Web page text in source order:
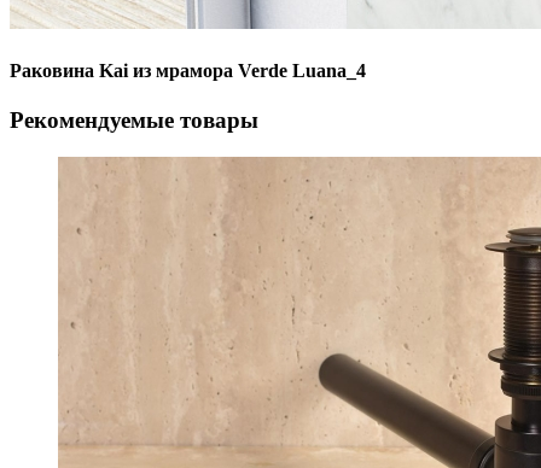
Раковина Kai из мрамора Verde Luana_4
Рекомендуемые товары